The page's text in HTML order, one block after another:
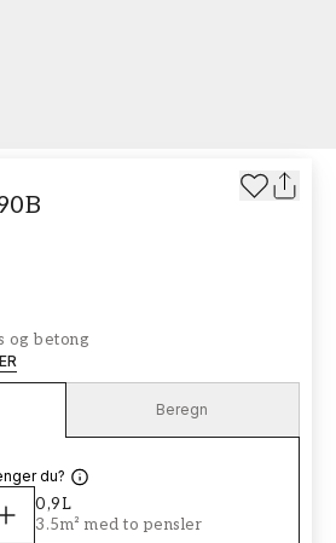
og betong
Beregn
du?
0,9L
3.5m² med to pensler